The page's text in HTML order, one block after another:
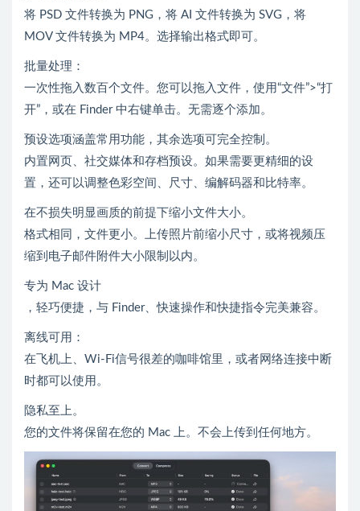
将 PSD 文件转换为 PNG，将 AI 文件转换为 SVG，将
MOV 文件转换为 MP4。选择输出格式即可。
批量处理：
一次性拖入数百个文件。您可以拖入文件，使用“文件”>“打
开”，或在 Finder 中右键单击。无需逐个添加。
预设选项涵盖常用功能，其余选项可完全控制。
内置网页、社交媒体和存档预设。如果需要更精细的设
置，还可以调整色彩空间、尺寸、编解码器和比特率。
在不损失明显画质的前提下缩小文件大小。
格式相同，文件更小。上传照片前缩小尺寸，或将视频压
缩到电子邮件附件大小限制以内。
专为 Mac 设计
，轻巧便捷，与 Finder、快速操作和快捷指令完美兼容。
离线可用：
在飞机上、Wi-Fi信号很差的咖啡馆里，或者网络连接中断
时都可以使用。
隐私至上。
您的文件将保留在您的 Mac 上。不会上传到任何地方。